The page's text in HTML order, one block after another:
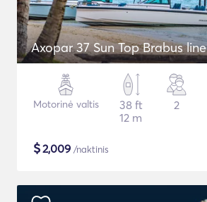
Axopar 37 Sun Top Brabus line
Motorinė valtis
38 ft
12 m
2
$2,009 /naktinis